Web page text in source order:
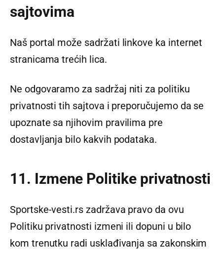
sajtovima
Naš portal može sadržati linkove ka internet
stranicama trećih lica.
Ne odgovaramo za sadržaj niti za politiku
privatnosti tih sajtova i preporučujemo da se
upoznate sa njihovim pravilima pre
dostavljanja bilo kakvih podataka.
11. Izmene Politike privatnosti
Sportske-vesti.rs zadržava pravo da ovu
Politiku privatnosti izmeni ili dopuni u bilo
kom trenutku radi usklađivanja sa zakonskim